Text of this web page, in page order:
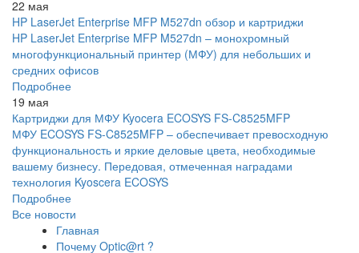
22 мая
HP LaserJet Enterprise MFP M527dn обзор и картриджи
HP LaserJet Enterprise MFP M527dn – монохромный
многофункциональный принтер (МФУ) для небольших и
средних офисов
Подробнее
19 мая
Картриджи для МФУ Kyocera ECOSYS FS-C8525MFP
МФУ ECOSYS FS-C8525MFP – обеспечивает превосходную
функциональность и яркие деловые цвета, необходимые
вашему бизнесу. Передовая, отмеченная наградами
технология Kyoscera ECOSYS
Подробнее
Все новости
Главная
Почему Optic@rt ?